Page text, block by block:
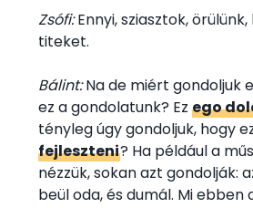
Zsófi:Ennyi, sziasztok,
titeket.
Bálint:Na de miért gondoljuk
ez a gondolatunk? Ez ego
tényleg úgy gondoljuk, hogy
fejleszteni? Ha például a
nézzük, sokan azt gondolják:
beül oda, és dumál. Mi ebben